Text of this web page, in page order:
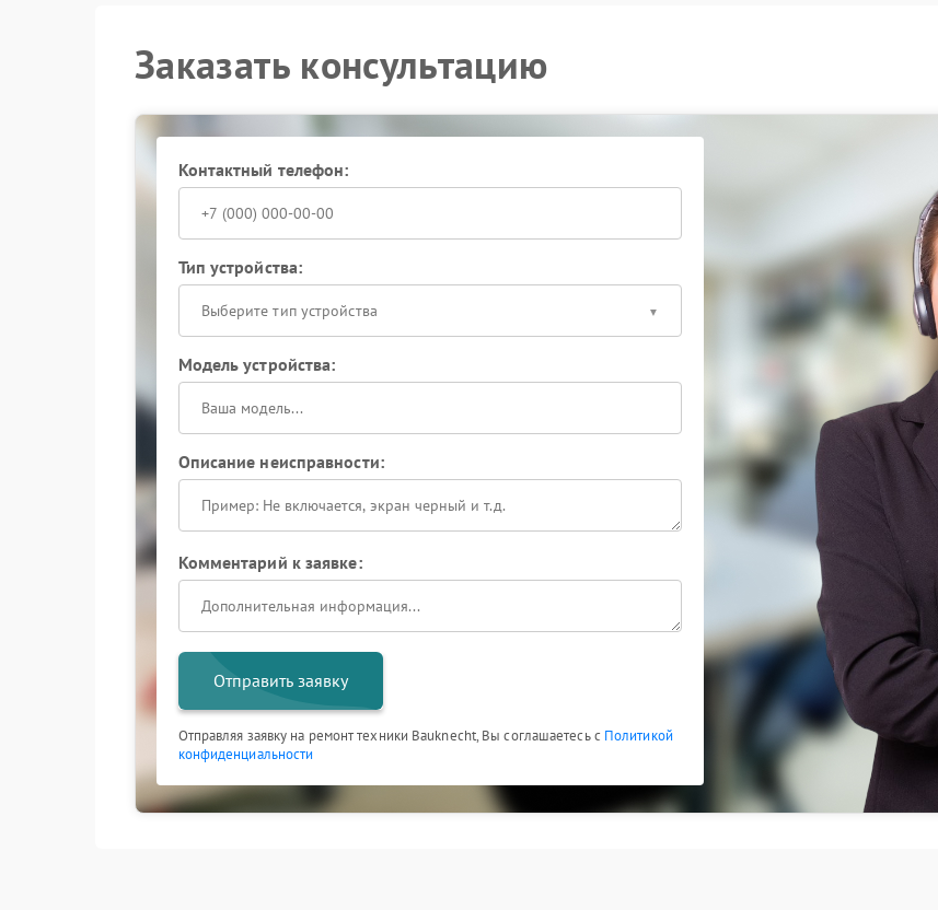
Заказать консультацию
Контактный телефон:
Тип устройства:
Выберите тип устройства
Модель устройства:
Описание неисправности:
Комментарий к заявке:
Отправить заявку
Отправляя заявку на ремонт техники Bauknecht, Вы соглашаетесь с Политикой
конфиденциальности